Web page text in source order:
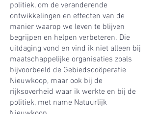
politiek, om de veranderende
ontwikkelingen en effecten van de
manier waarop we leven te blijven
begrijpen en helpen verbeteren. Die
uitdaging vond en vind ik niet alleen bij
maatschappelijke organisaties zoals
bijvoorbeeld de Gebiedscoöperatie
Nieuwkoop, maar ook bij de
rijksoverheid waar ik werkte en bij de
politiek, met name Natuurlijk